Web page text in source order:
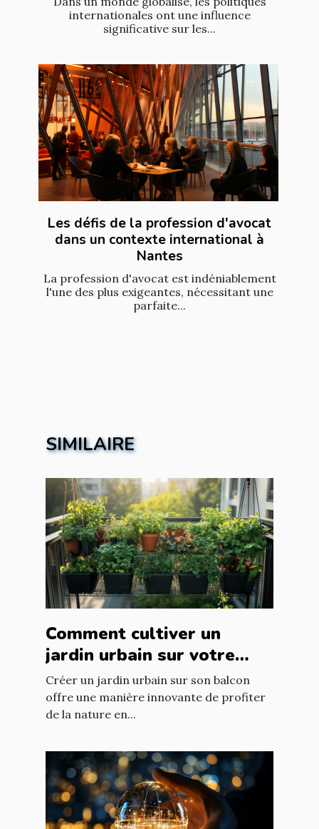
internationales ont une influence
significative sur les...
Les défis de la profession d'avocat
dans un contexte international à
Nantes
La profession d'avocat est indéniablement
l'une des plus exigeantes, nécessitant une
parfaite...
SIMILAIRE
Comment cultiver un
jardin urbain sur votre
balcon
Créer un jardin urbain sur son balcon
offre une manière innovante de profiter
de la nature en...